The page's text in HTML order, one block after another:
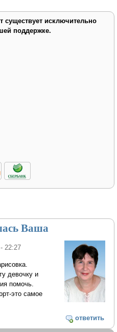
существует исключительно
поддержке.
Ваша
- 22:27
девочку и
помочь.
это самое
ответить